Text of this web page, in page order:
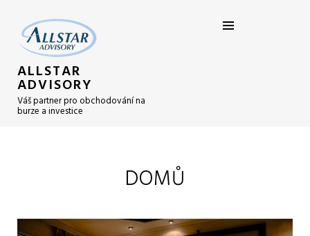
ALLSTAR
ADVISORY
Váš partner pro obchodování na
burze a investice
DOMŮ